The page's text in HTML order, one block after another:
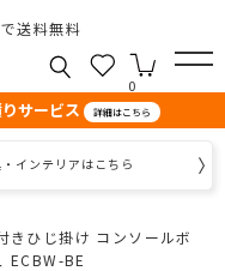
送料無料
0
サービス 詳細はこちら
インテリアはこちら
きひじ掛け コンソールボ
ECBW-BE